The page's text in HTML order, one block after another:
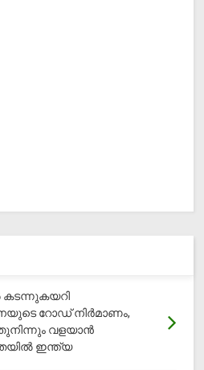
റോഡ് നിർമാണം,
വളയാൻ
ഇന്ത്യ